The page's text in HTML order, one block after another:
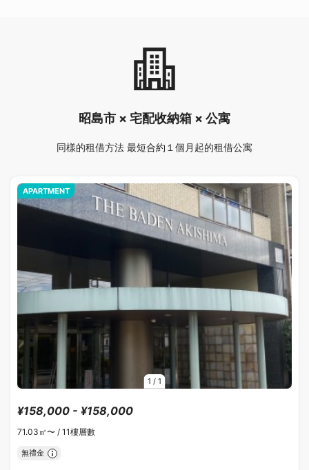
昭島市 × 宅配收納箱 × 公寓
同樣的租借方法 最短合約１個月起的租借公寓
1 / 1
APARTMENT
¥158,000 - ¥158,000
71.03㎡〜 / 11樓層數
無禮金